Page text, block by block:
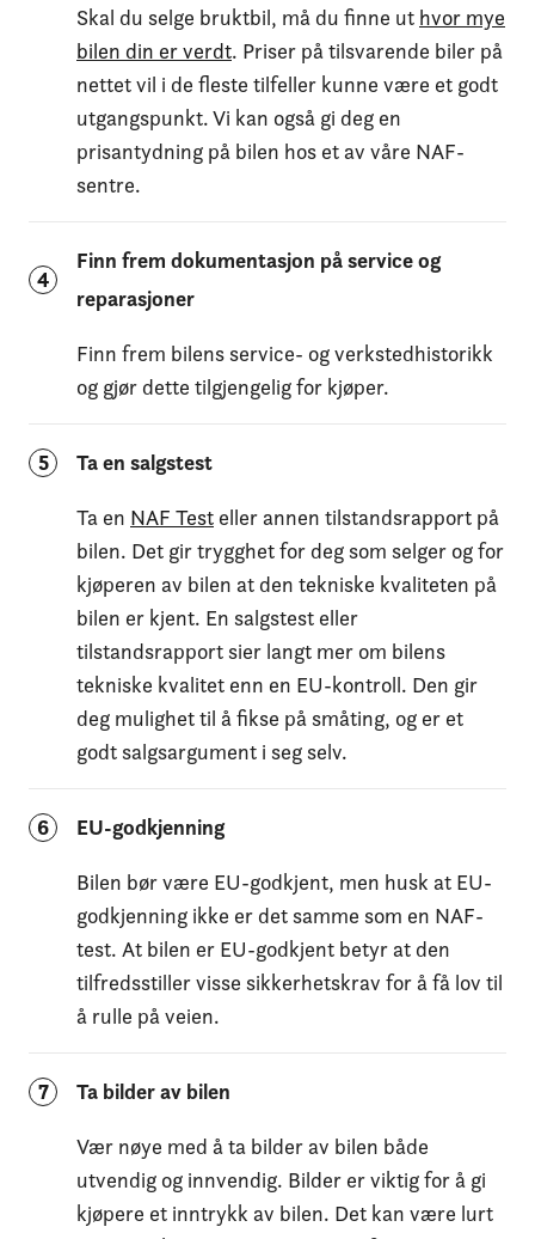
Skal du selge bruktbil, må du finne ut hvor mye
bilen din er verdt. Priser på tilsvarende biler på
nettet vil i de fleste tilfeller kunne være et godt
utgangspunkt. Vi kan også gi deg en
prisantydning på bilen hos et av våre NAF-
sentre.
4
Finn frem dokumentasjon på service og
reparasjoner
Finn frem bilens service- og verkstedhistorikk
og gjør dette tilgjengelig for kjøper.
5
Ta en salgstest
Ta en NAF Test eller annen tilstandsrapport på
bilen. Det gir trygghet for deg som selger og for
kjøperen av bilen at den tekniske kvaliteten på
bilen er kjent. En salgstest eller
tilstandsrapport sier langt mer om bilens
tekniske kvalitet enn en EU-kontroll. Den gir
deg mulighet til å fikse på småting, og er et
godt salgsargument i seg selv.
6
EU-godkjenning
Bilen bør være EU-godkjent, men husk at EU-
godkjenning ikke er det samme som en NAF-
test. At bilen er EU-godkjent betyr at den
tilfredsstiller visse sikkerhetskrav for å få lov til
å rulle på veien.
7
Ta bilder av bilen
Vær nøye med å ta bilder av bilen både
utvendig og innvendig. Bilder er viktig for å gi
kjøpere et inntrykk av bilen. Det kan være lurt